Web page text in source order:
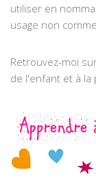
utiliser en
usage non
Retrouvez-moi
de l'enfant et à la